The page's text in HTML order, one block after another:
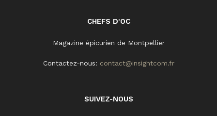
CHEFS D'OC
Magazine épicurien de Montpellier
Contactez-nous: contact@insightcom.fr
SUIVEZ-NOUS